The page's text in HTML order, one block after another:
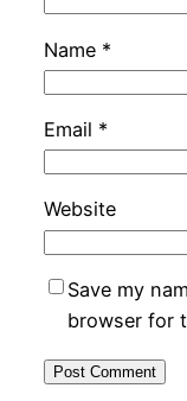
Name *
Email *
Website
Save my
browser for